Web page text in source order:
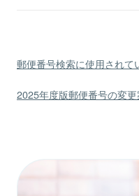
郵便番号検索に使用されて
2025年度版郵便番号の変更